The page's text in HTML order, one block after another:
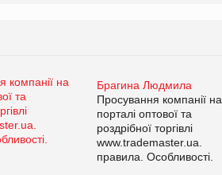
Брагина Людмила
Просування компанії на
порталі оптової та
роздрібної торгівлі
www.trademaster.ua.
правила. Особливості.